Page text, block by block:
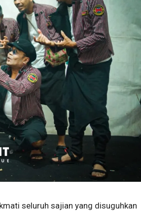
seluruh sajian yang disuguhkan